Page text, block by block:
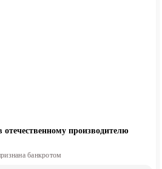
производителю
банкротом